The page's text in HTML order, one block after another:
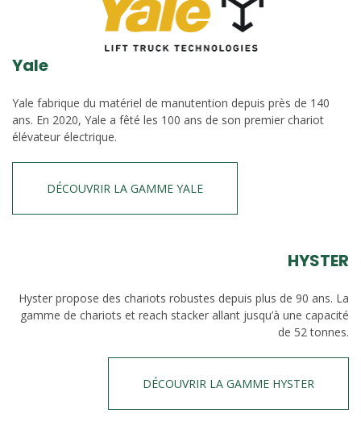
Yale
Yale fabrique du matériel de manutention depuis près de 140
ans. En 2020, Yale a fêté les 100 ans de son premier chariot
élévateur électrique.
DÉCOUVRIR LA GAMME YALE
HYSTER
Hyster propose des chariots robustes depuis plus de 90 ans. La
gamme de chariots et reach stacker allant jusqu’à une capacité
de 52 tonnes.
DÉCOUVRIR LA GAMME HYSTER